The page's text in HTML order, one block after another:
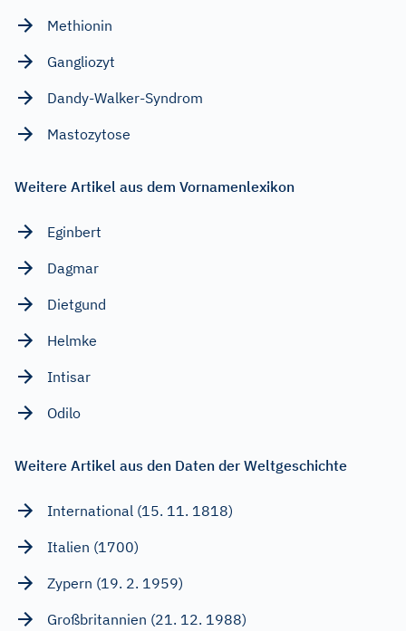
Methionin
Gangliozyt
Dandy-Walker-Syndrom
Mastozytose
Weitere Artikel aus dem Vornamenlexikon
Eginbert
Dagmar
Dietgund
Helmke
Intisar
Odilo
Weitere Artikel aus den Daten der Weltgeschichte
International (15. 11. 1818)
Italien (1700)
Zypern (19. 2. 1959)
Großbritannien (21. 12. 1988)